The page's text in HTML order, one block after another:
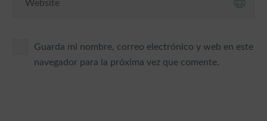
Guarda mi nombre, correo electrónico y web en este
navegador para la próxima vez que comente.